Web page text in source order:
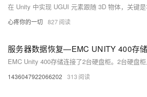
心疼你的一切 827
1436047922066202 313